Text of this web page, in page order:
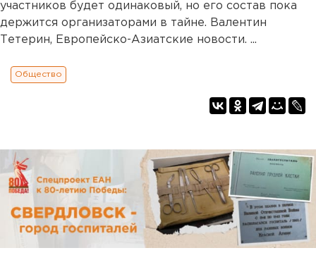
участников будет одинаковый, но его состав пока
держится организаторами в тайне. Валентин
Тетерин, Европейско-Азиатские новости. ...
Общество